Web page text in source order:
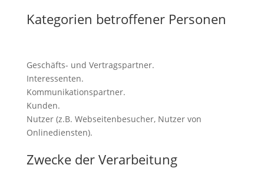
Kategorien betroffener Personen
Geschäfts- und Vertragspartner.
Interessenten.
Kommunikationspartner.
Kunden.
Nutzer (z.B. Webseitenbesucher, Nutzer von
Onlinediensten).
Zwecke der Verarbeitung